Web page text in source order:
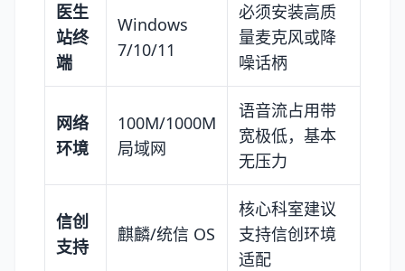
医生
站终
端
Windows
7/10/11
必须安装高质
量麦克风或降
噪话柄
网络
环境
100M/1000M
局域网
语音流占用带
宽极低，基本
无压力
信创
支持
麒麟/统信 OS
核心科室建议
支持信创环境
适配